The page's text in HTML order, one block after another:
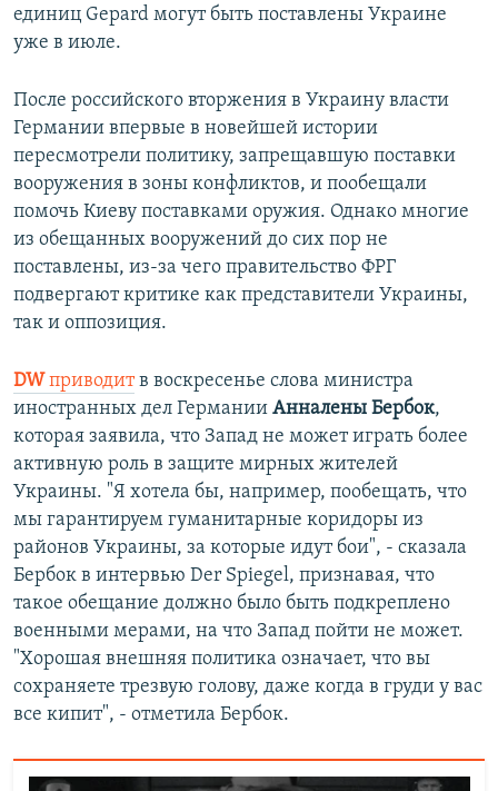
единиц Gepard могут быть поставлены Украине
уже в июле.
После российского вторжения в Украину власти
Германии впервые в новейшей истории
пересмотрели политику, запрещавшую поставки
вооружения в зоны конфликтов, и пообещали
помочь Киеву поставками оружия. Однако многие
из обещанных вооружений до сих пор не
поставлены, из-за чего правительство ФРГ
подвергают критике как представители Украины,
так и оппозиция.
DW приводитв воскресенье слова министра
иностранных дел Германии Анналены Бербок,
которая заявила, что Запад не может играть более
активную роль в защите мирных жителей
Украины. "Я хотела бы, например, пообещать, что
мы гарантируем гуманитарные коридоры из
районов Украины, за которые идут бои", - сказала
Бербок в интервью Der Spiegel, признавая, что
такое обещание должно было быть подкреплено
военными мерами, на что Запад пойти не может.
"Хорошая внешняя политика означает, что вы
сохраняете трезвую голову, даже когда в груди у вас
все кипит", - отметила Бербок.